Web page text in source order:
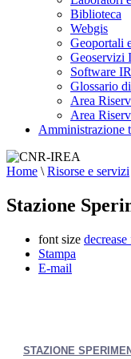
Biblioteca
Webgis
Geoportali
Geoservizi
Software
Glossario
Area
Area
Amministrazione
Home \ Risorse e servizi
Stazione
font size
Stampa
E-mail
STAZIONE